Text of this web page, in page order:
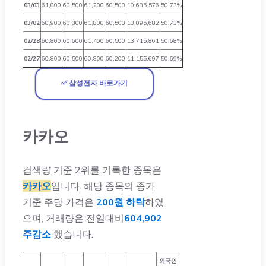
03/03 61,000 60,500 61,200 60,500 10,635,576 50.73%
03/02 60,900 60,800 61,800 60,500 13,095,682 50.73%
02/28 60,800 60,600 61,400 60,500 13,715,861 50.68%
02/27 60,800 60,500 60,800 60,200 11,155,697 50.69%
✅ 삼성전자 바로가기
카카오
검색량 기준 2위를 기록한 종목은
카카오입니다. 해당 종목의 종가
기준 주당 가격은 200원 하락하였
으며, 거래량은 전일대비604,902
주감소 했습니다.
외국인